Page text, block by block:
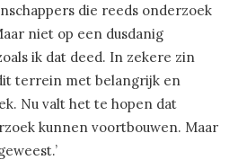
die reeds onderzoek
niet op een dusdanig
ik dat deed. In zekere zin
terrein met belangrijk en
Nu valt het te hopen dat
kunnen voortbouwen. Maar